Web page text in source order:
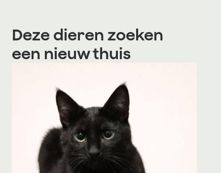
Deze dieren zoeken
een nieuw thuis